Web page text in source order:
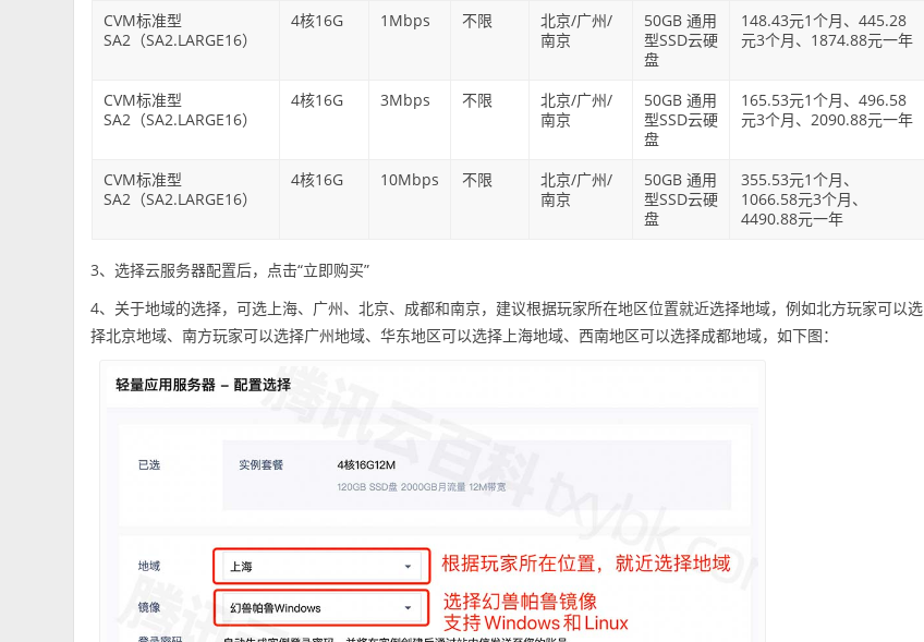
CVM标准型
SA2（SA2.LARGE16）
4核16G 1Mbps 不限
北京/广州/
南京
50GB 通用
型SSD云硬
盘
148.43元1个月、445.28
元3个月、1874.88元一年
CVM标准型
SA2（SA2.LARGE16）
4核16G 3Mbps 不限
北京/广州/
南京
50GB 通用
型SSD云硬
盘
165.53元1个月、496.58
元3个月、2090.88元一年
CVM标准型
SA2（SA2.LARGE16）
4核16G 10Mbps 不限
北京/广州/
南京
50GB 通用
型SSD云硬
盘
355.53元1个月、
1066.58元3个月、
4490.88元一年
3、选择云服务器配置后，点击“立即购买”
4、关于地域的选择，可选上海、广州、北京、成都和南京，建议根据玩家所在地区位置就近选择地域，例如北方玩家可以选
择北京地域、南方玩家可以选择广州地域、华东地区可以选择上海地域、西南地区可以选择成都地域，如下图：